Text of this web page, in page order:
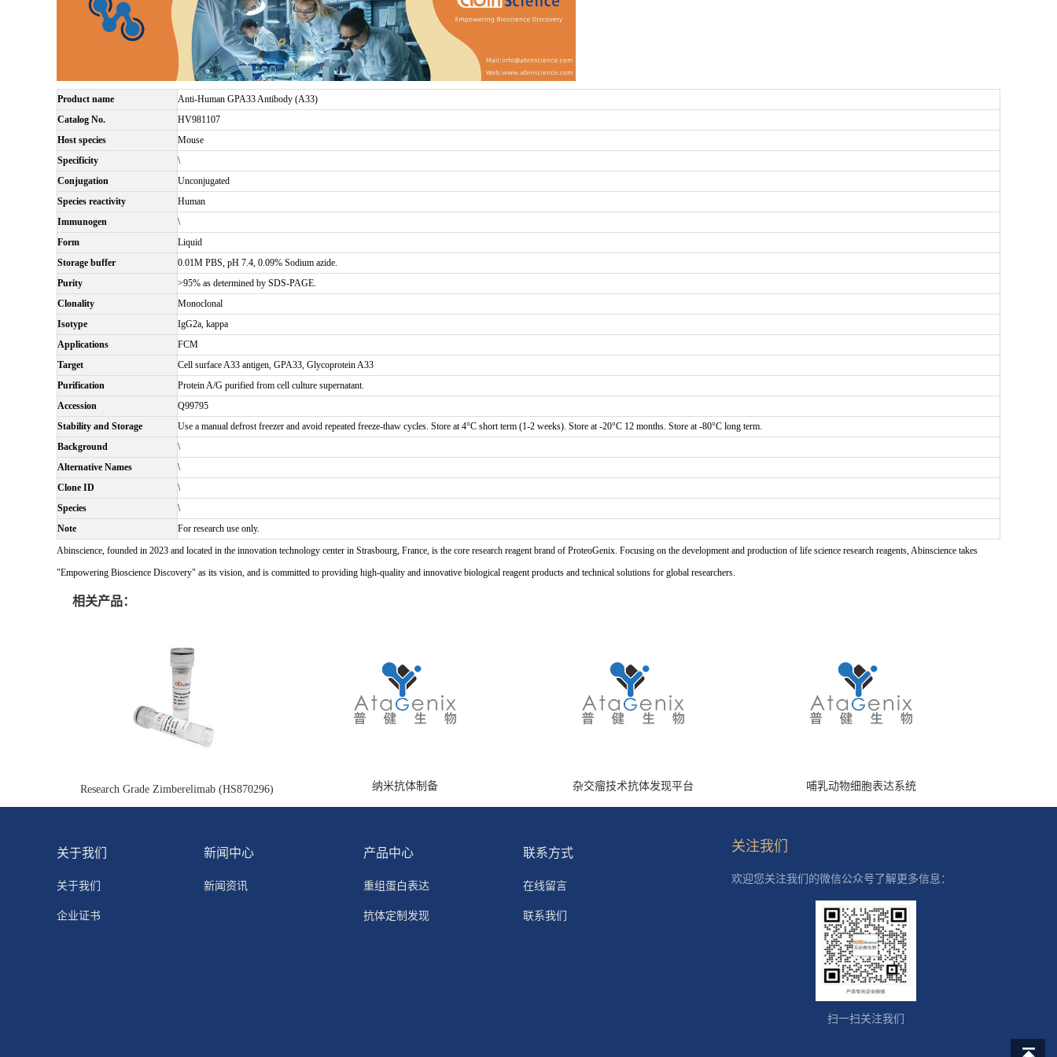
Product name
Anti-Human GPA33 Antibody (A33)
Catalog No.
HV981107
Host species
Mouse
Specificity
\
Conjugation
Unconjugated
Species reactivity
Human
Immunogen
\
Form
Liquid
Storage buffer
0.01M PBS, pH 7.4, 0.09% Sodium azide.
Purity
>95% as determined by SDS-PAGE.
Clonality
Monoclonal
Isotype
IgG2a, kappa
Applications
FCM
Target
Cell surface A33 antigen, GPA33, Glycoprotein A33
Purification
Protein A/G purified from cell culture supernatant.
Accession
Q99795
Stability and Storage
Use a manual defrost freezer and avoid repeated freeze-thaw cycles. Store at 4°C short term (1-2 weeks). Store at -20°C 12 months. Store at -80°C long term.
Background
\
Alternative Names
\
Clone ID
\
Species
\
Note
For research use only.
Abinscience, founded in 2023 and located in the innovation technology center in Strasbourg, France, is the core research reagent brand of ProteoGenix. Focusing on the development and production of life science research reagents, Abinscience takes
"Empowering Bioscience Discovery" as its vision, and is committed to providing high-quality and innovative biological reagent products and technical solutions for global researchers.
相关产品：
Research Grade Zimberelimab (HS870296) 纳米抗体制备 杂交瘤技术抗体发现平台 哺乳动物细胞表达系统
关于我们
关于我们
企业证书
新闻中心
新闻资讯
产品中心
重组蛋白表达
抗体定制发现
联系方式
在线留言
联系我们
关注我们
欢迎您关注我们的微信公众号了解更多信息：
扫一扫关注我们